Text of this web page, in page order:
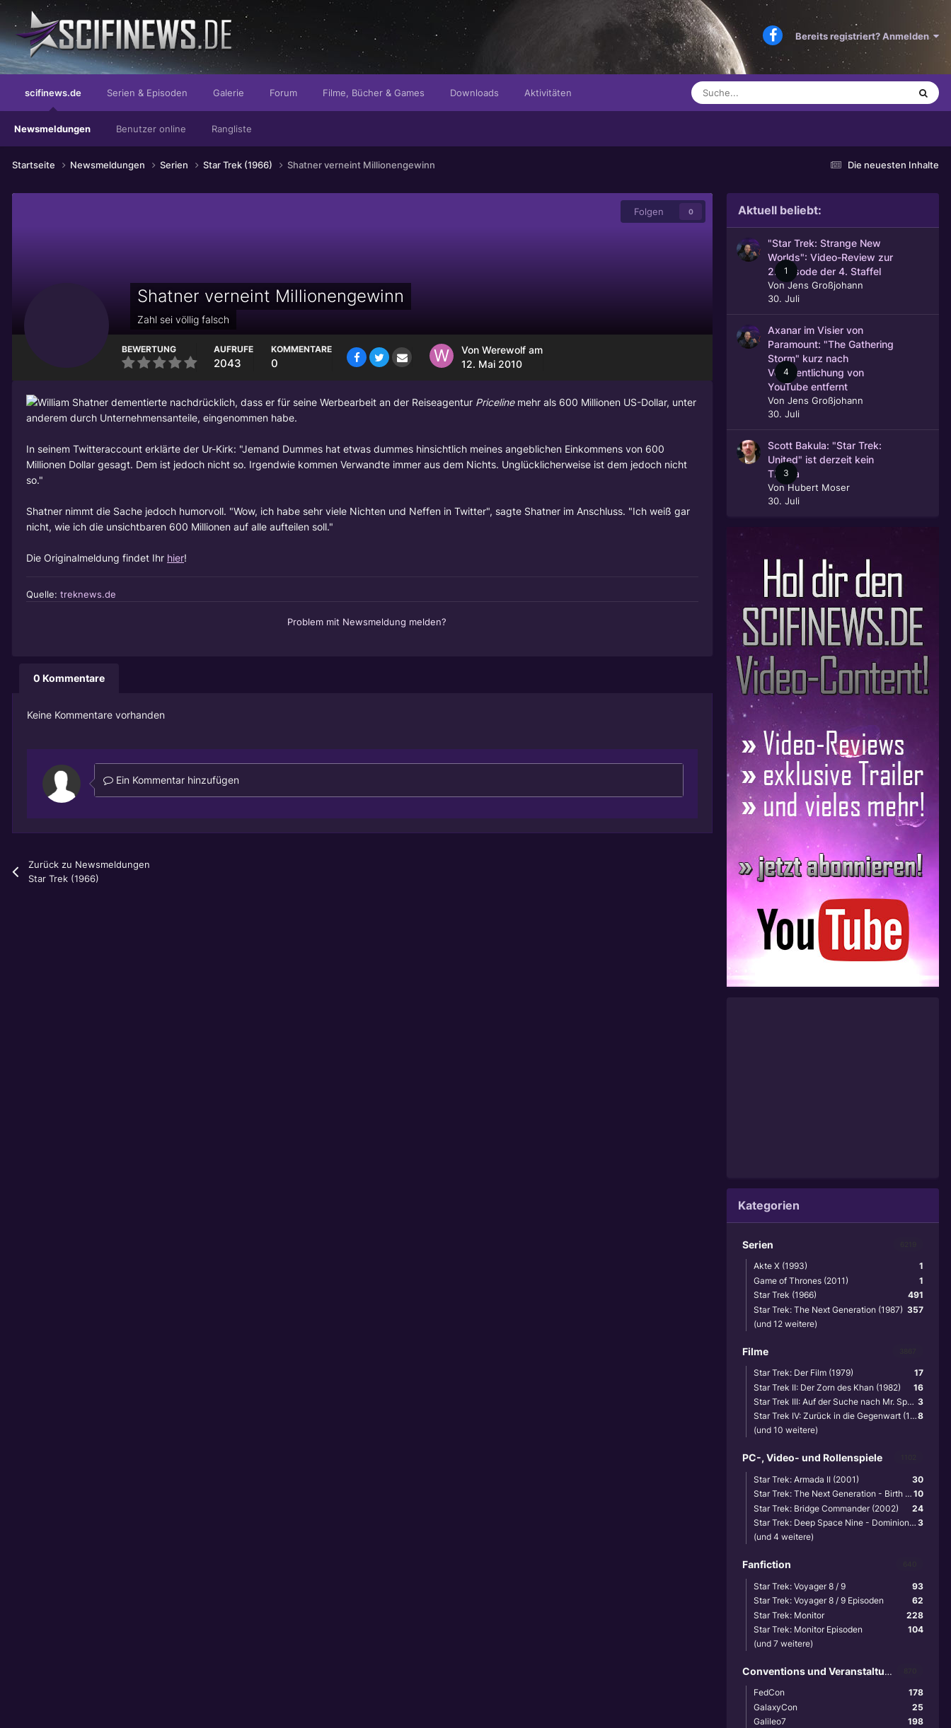
Bereits registriert? Anmelden
scifinews.de
Newsmeldungen Benutzer online Rangliste
Serien & Episoden Galerie Forum Filme, Bücher & Games Downloads Aktivitäten
Die neuesten Inhalte
Startseite Newsmeldungen Serien Star Trek (1966) Shatner verneint Millionengewinn
Folgen 0
Shatner verneint Millionengewinn
Zahl sei völlig falsch
BEWERTUNG AUFRUFE
2043
KOMMENTARE
0
Von Werewolf am
12. Mai 2010
William Shatner dementierte nachdrücklich, dass er für seine Werbearbeit an der Reiseagentur Pricelinemehr als 600 Millionen US-Dollar, unter
anderem durch Unternehmensanteile, eingenommen habe.
In seinem Twitteraccount erklärte der Ur-Kirk: "Jemand Dummes hat etwas dummes hinsichtlich meines angeblichen Einkommens von 600
Millionen Dollar gesagt. Dem ist jedoch nicht so. Irgendwie kommen Verwandte immer aus dem Nichts. Unglücklicherweise ist dem jedoch nicht
so."
Shatner nimmt die Sache jedoch humorvoll. "Wow, ich habe sehr viele Nichten und Neffen in Twitter", sagte Shatner im Anschluss. "Ich weiß gar
nicht, wie ich die unsichtbaren 600 Millionen auf alle aufteilen soll."
Die Originalmeldung findet Ihr hier!
Quelle: treknews.de
Problem mit Newsmeldung melden?
0 Kommentare
Keine Kommentare vorhanden
Ein Kommentar hinzufügen
Zurück zu Newsmeldungen
Star Trek (1966)
Aktuell beliebt:
1
"Star Trek: Strange New
Worlds": Video-Review zur
2. Episode der 4. Staffel
VonJens Großjohann
30. Juli
4
Axanar im Visier von
Paramount: "The Gathering
Storm" kurz nach
Veröffentlichung von
YouTube entfernt
Von Jens Großjohann
30. Juli
3
Scott Bakula: "Star Trek:
United" ist derzeit kein
Thema
VonHubert Moser
30. Juli
Kategorien
Serien
1
Akte X (1993)
1
Game of Thrones (2011)
491
Star Trek (1966)
357
Star Trek: The Next Generation (1987)
(und 12 weitere)
Filme
17
Star Trek: Der Film (1979)
16
Star Trek II: Der Zorn des Khan (1982)
3
Star Trek III: Auf der Suche nach Mr. Spock (1984)
8
Star Trek IV: Zurück in die Gegenwart (1986)
(und 10 weitere)
PC-, Video- und Rollenspiele
30
Star Trek: Armada II (2001)
10
Star Trek: The Next Generation - Birth of the Federation (1999)
24
Star Trek: Bridge Commander (2002)
3
Star Trek: Deep Space Nine - Dominion Wars (2001)
(und 4 weitere)
Fanfiction
93
Star Trek: Voyager 8 / 9
62
Star Trek: Voyager 8 / 9 Episoden
228
Star Trek: Monitor
104
Star Trek: Monitor Episoden
(und 7 weitere)
Conventions und Veranstaltungen
178
FedCon
25
GalaxyCon
198
Galileo7